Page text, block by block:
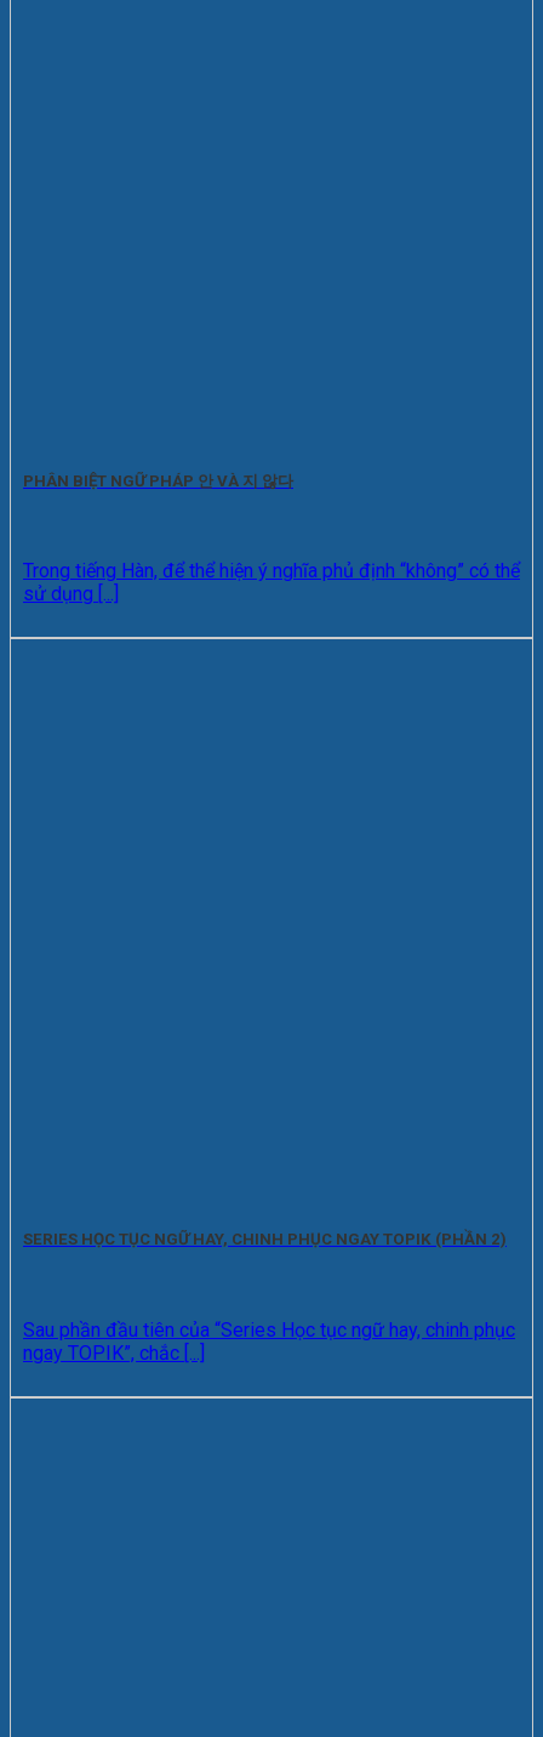
PHÂN BIỆT NGỮ PHÁP 안 VÀ 지 않다
Trong tiếng Hàn, để thể hiện ý nghĩa phủ định “không” có thể
sử dụng [...]
SERIES HỌC TỤC NGỮ HAY, CHINH PHỤC NGAY TOPIK (PHẦN 2)
Sau phần đầu tiên của “Series Học tục ngữ hay, chinh phục
ngay TOPIK”, chắc [...]